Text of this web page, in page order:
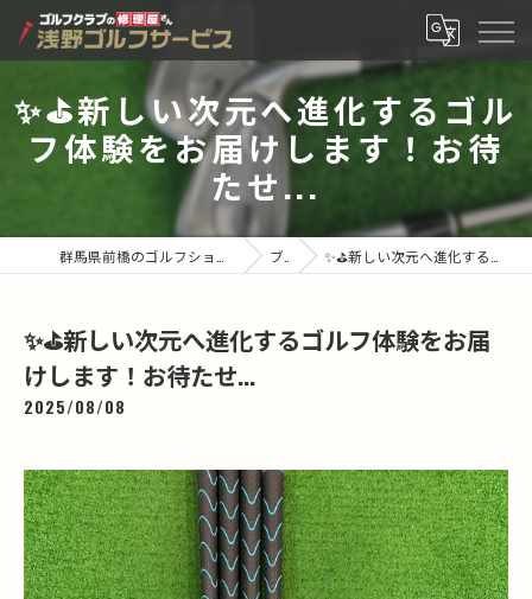
✨⛳️新しい次元へ進化するゴル
フ体験をお届けします！お待
たせ...
ブログ ✨⛳️新しい次元へ進化するゴルフ体験をお届けします！お待たせ...
✨⛳️新しい次元へ進化するゴルフ体験をお届
けします！お待たせ...
2025/08/08